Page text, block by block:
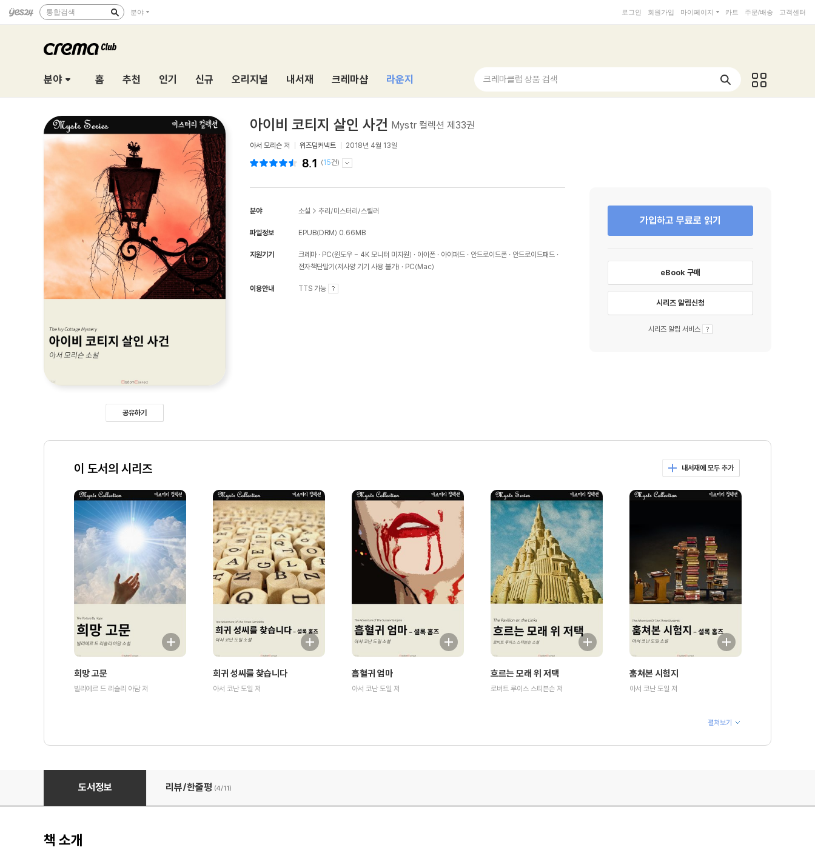
통합검색 분야 로그인 회원가입 마이페이지 카트 주문/배송 고객센터
분야 홈 추천 인기 신규 오리지널 내서재 크레마샵 라운지 크레마클럽 상품 검색
공유하기
아이비 코티지 살인 사건 Mystr 컬렉션 제33권
아서 모리슨 저 위즈덤커넥트 2018년 4월 13일
8.1 (15건)
분야 소설 > 추리/미스터리/스릴러
파일정보 EPUB(DRM) 0.66MB
지원기기 크레마 PC(윈도우 - 4K 모니터 미지원) 아이폰 아이패드 안드로이드폰
안드로이드패드
전자책단말기(저사양 기기 사용 불가)
PC(Mac)
이용안내 TTS 가능
가입하고 무료로 읽기
eBook 구매
시리즈 알림신청
시리즈 알림 서비스
이 도서의 시리즈 내서재에 모두 추가
희망 고문
빌리에르 드 리슬리 아담 저
희귀 성씨를 찾습니다
아서 코난 도일 저
흡혈귀 엄마
아서 코난 도일 저
흐르는 모래 위 저택
로버트 루이스 스티븐슨 저
훔쳐본 시험지
아서 코난 도일 저
펼쳐보기
아이비 코티지 살인 사건
도서정보 리뷰/한줄평 (4/11)
책 소개